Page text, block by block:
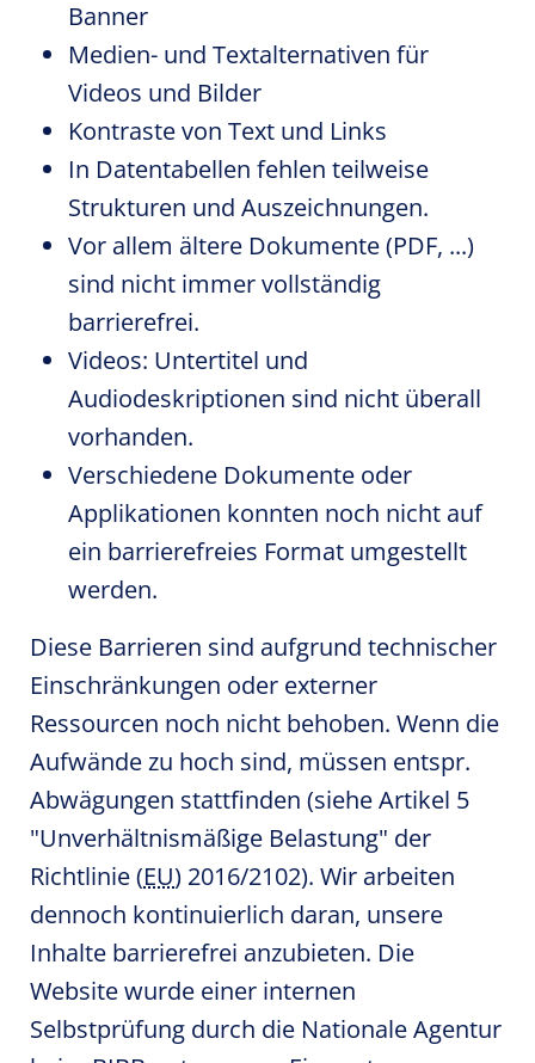
Banner
Medien- und Textalternativen für
Videos und Bilder
Kontraste von Text und Links
In Datentabellen fehlen teilweise
Strukturen und Auszeichnungen.
Vor allem ältere Dokumente (PDF, ...)
sind nicht immer vollständig
barrierefrei.
Videos: Untertitel und
Audiodeskriptionen sind nicht überall
vorhanden.
Verschiedene Dokumente oder
Applikationen konnten noch nicht auf
ein barrierefreies Format umgestellt
werden.
Diese Barrieren sind aufgrund technischer
Einschränkungen oder externer
Ressourcen noch nicht behoben. Wenn die
Aufwände zu hoch sind, müssen entspr.
Abwägungen stattfinden (siehe Artikel 5
"Unverhältnismäßige Belastung" der
Richtlinie (EU) 2016/2102). Wir arbeiten
dennoch kontinuierlich daran, unsere
Inhalte barrierefrei anzubieten. Die
Website wurde einer internen
Selbstprüfung durch die Nationale Agentur